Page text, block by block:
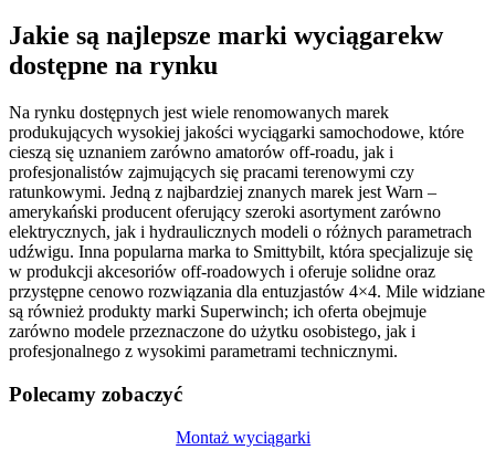
Jakie są najlepsze marki wyciągarekw
dostępne na rynku
Na rynku dostępnych jest wiele renomowanych marek
produkujących wysokiej jakości wyciągarki samochodowe, które
cieszą się uznaniem zarówno amatorów off-roadu, jak i
profesjonalistów zajmujących się pracami terenowymi czy
ratunkowymi. Jedną z najbardziej znanych marek jest Warn –
amerykański producent oferujący szeroki asortyment zarówno
elektrycznych, jak i hydraulicznych modeli o różnych parametrach
udźwigu. Inna popularna marka to Smittybilt, która specjalizuje się
w produkcji akcesoriów off-roadowych i oferuje solidne oraz
przystępne cenowo rozwiązania dla entuzjastów 4×4. Mile widziane
są również produkty marki Superwinch; ich oferta obejmuje
zarówno modele przeznaczone do użytku osobistego, jak i
profesjonalnego z wysokimi parametrami technicznymi.
Polecamy zobaczyć
Montaż wyciągarki